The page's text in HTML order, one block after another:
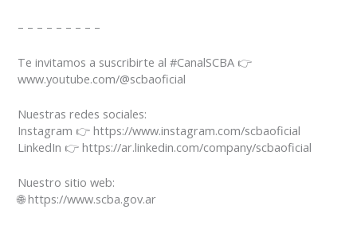
– – – – – – – – –
Te invitamos a suscribirte al #CanalSCBA 👉
www.youtube.com/@scbaoficial
Nuestras redes sociales:
Instagram 👉 https://www.instagram.com/scbaoficial
LinkedIn 👉 https://ar.linkedin.com/company/scbaoficial
Nuestro sitio web:
🌐 https://www.scba.gov.ar